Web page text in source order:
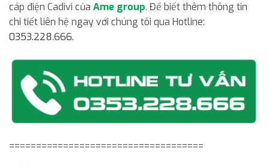
cáp điện Cadivi của Ame group. Để biết thêm thông tin
chi tiết liên hệ ngay với chúng tôi qua Hotline:
0353.228.666.
====================================